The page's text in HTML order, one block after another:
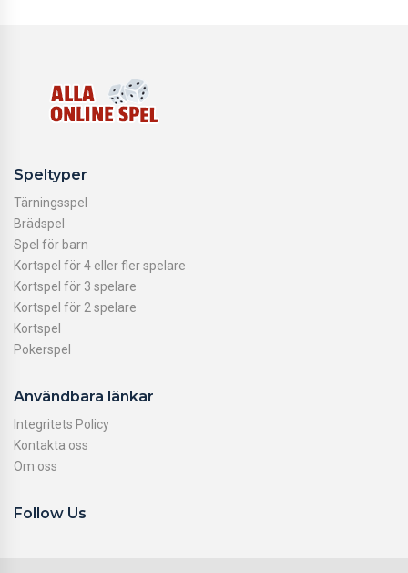
Speltyper
Tärningsspel
Brädspel
Spel för barn
Kortspel för 4 eller fler spelare
Kortspel för 3 spelare
Kortspel för 2 spelare
Kortspel
Pokerspel
Användbara länkar
Integritets Policy
Kontakta oss
Om oss
Follow Us